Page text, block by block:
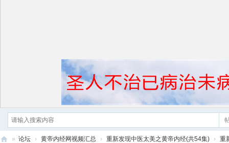
» 论坛 › 黄帝内经网视频汇总 › 重新发现中医太美之黄帝内经(共54集) › 重